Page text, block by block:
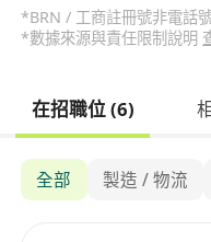
*BRN / 工商註冊號非電話
*數據來源與責任限制說明
在招職位 (6)
全部 製造 / 物流